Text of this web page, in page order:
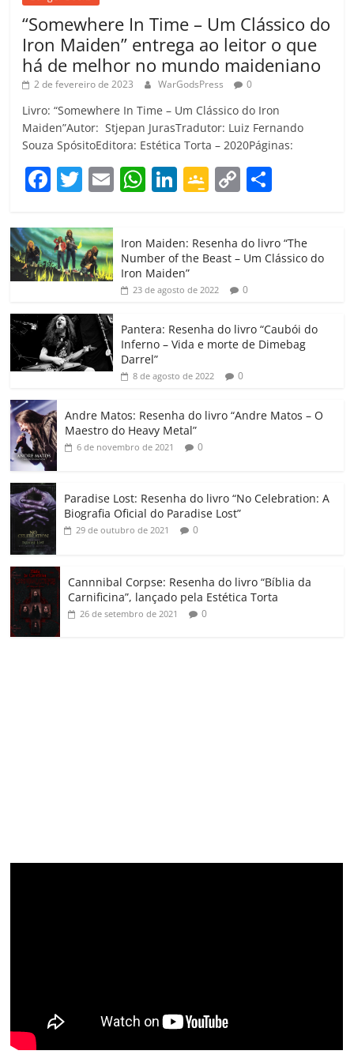
“Somewhere In Time – Um Clássico do
Iron Maiden” entrega ao leitor o que
há de melhor no mundo maideniano
2 de fevereiro de 2023 WarGodsPress 0
Livro: “Somewhere In Time – Um Clássico do Iron
Maiden”Autor: Stjepan JurasTradutor: Luiz Fernando
Souza SpósitoEditora: Estética Torta – 2020Páginas:
F
c
e
b
o
o
k
T
itt
er
E W
at
s
A
p
Li
e
dI
G
gl
e
Cl
a
ss
ro
o
C
p
y
Li
k
m
p
h
ar
Iron Maiden: Resenha do livro “The
Number of the Beast – Um Clássico do
Iron Maiden”
23 de agosto de 2022 0
Pantera: Resenha do livro “Caubói do
Inferno – Vida e morte de Dimebag
Darrel”
8 de agosto de 2022 0
Andre Matos: Resenha do livro “Andre Matos – O
Maestro do Heavy Metal”
6 de novembro de 2021 0
Paradise Lost: Resenha do livro “No Celebration: A
Biografia Oficial do Paradise Lost”
29 de outubro de 2021 0
Cannnibal Corpse: Resenha do livro “Bíblia da
Carnificina”, lançado pela Estética Torta
26 de setembro de 2021 0